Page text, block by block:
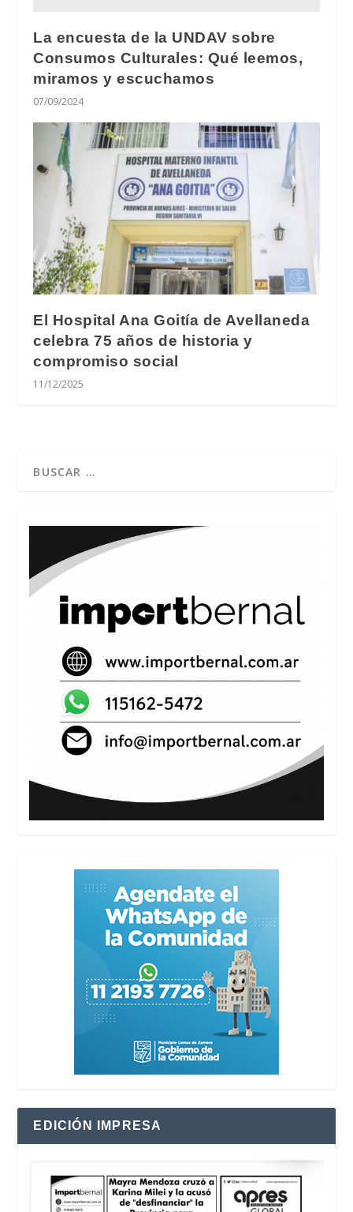
La encuesta de la UNDAV sobre
Consumos Culturales: Qué leemos,
miramos y escuchamos
07/09/2024
El Hospital Ana Goitía de Avellaneda
celebra 75 años de historia y
compromiso social
11/12/2025
EDICIÓN IMPRESA